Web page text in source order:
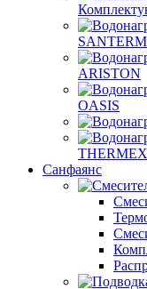
ARISTON
OASIS
THERMEX
Санфаянс